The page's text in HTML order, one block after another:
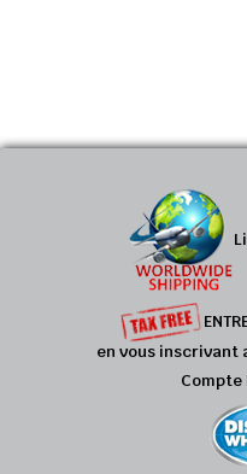
en vous inscrivant
Compte